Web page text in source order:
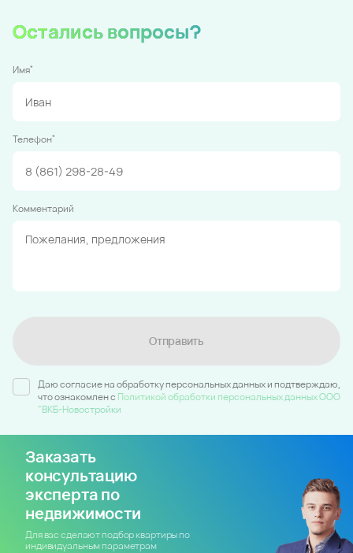
Остались вопросы?
Имя*
Телефон*
Комментарий
Отправить
Даю согласие на обработку персональных данных и подтверждаю,
что ознакомлен c Политикой обработки персональных данных ООО
"ВКБ-Новостройки
Заказать
консультацию
эксперта по
недвижимости
Для вас сделают подбор квартиры по
индивидуальным параметрам